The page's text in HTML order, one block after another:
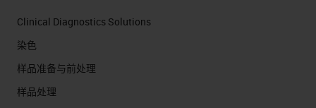
Clinical Diagnostics Solutions
染色
样品准备与前处理
样品处理